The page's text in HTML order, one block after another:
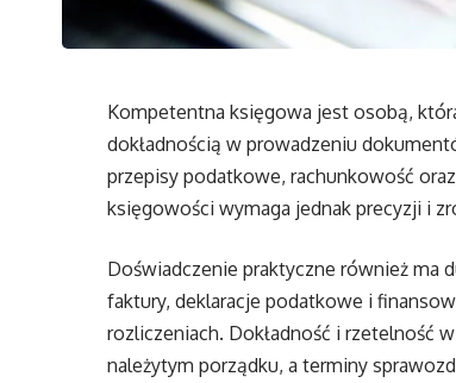
Kompetentna księgowa jest osobą,
dokładnością w prowadzeniu
przepisy podatkowe, rachunkowość
księgowości wymaga jednak precyzji i
Doświadczenie praktyczne również ma
faktury, deklaracje podatkowe i
rozliczeniach. Dokładność i rzetelność
należytym porządku, a terminy